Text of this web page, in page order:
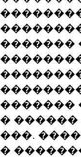
�������
�������
�
���.
�